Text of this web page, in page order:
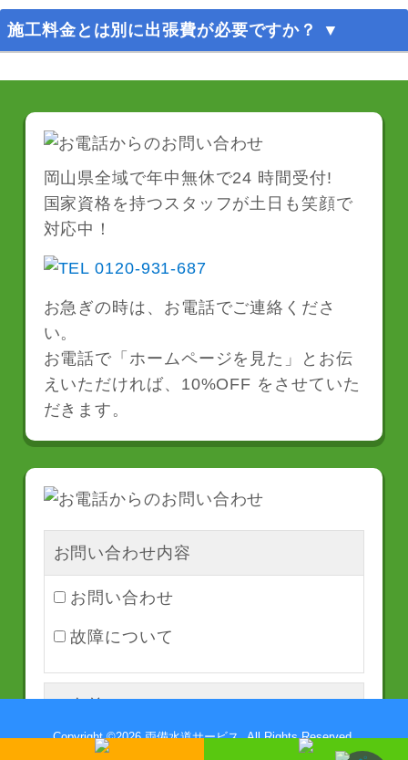
問い合わせください。
最短30分でお伺いいたします。
※お伺いさせていただく場所によりお時間を頂く場
施工料金とは別に出張費が必要ですか？ ▼
岡山県全域で年中無休で24 時間受付!
国家資格を持つスタッフが土日も笑顔で
対応中！
お急ぎの時は、お電話でご連絡くださ
い。
お電話で「ホームページを見た」とお伝
えいただければ、10%OFF をさせていた
だきます。
お問い合わせ内容
お問い合わせ
故障について
Copyright ©2026 両備水道サービス. All Rights Reserved.